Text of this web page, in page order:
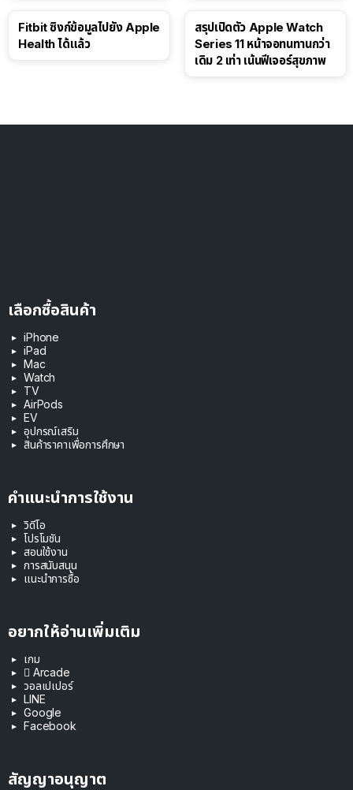
Fitbit ซิงก์ข้อมูลไปยัง Apple
Health ได้แล้ว
สรุปเปิดตัว Apple Watch
Series 11 หน้าจอทนทานกว่า
เดิม 2 เท่า เน้นฟีเจอร์สุขภาพ
เลือกซื้อสินค้า
iPhone
iPad
Mac
Watch
TV
AirPods
EV
อุปกรณ์เสริม
สินค้าราคาเพื่อการศึกษา
คำแนะนำการใช้งาน
วิดีโอ
โปรโมชัน
สอนใช้งาน
การสนับสนุน
แนะนำการซื้อ
อยากให้อ่านเพิ่มเติม
เกม
 Arcade
วอลเปเปอร์
LINE
Google
Facebook
สัญญาอนุญาต